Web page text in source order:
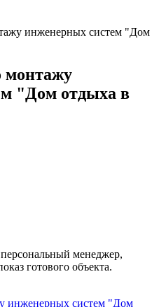
инженерных систем "Дом
монтажу
"Дом отдыха в
менеджер,
готового объекта.